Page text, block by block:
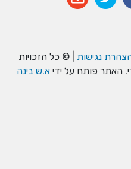
נגישות | © כל הזכויות
האתר פותח על ידי א.ש בינה